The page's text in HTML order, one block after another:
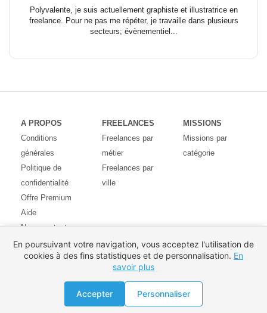
Polyvalente, je suis actuellement graphiste et illustratrice en
freelance. Pour ne pas me répéter, je travaille dans plusieurs
secteurs; évènementiel...
Proposer une mission
A PROPOS
Conditions
générales
Politique de
confidentialité
Offre Premium
Aide
Nous contacter
Avis des
utilisateurs
FREELANCES
Freelances par
métier
Freelances par
ville
MISSIONS
Missions par
catégorie
En poursuivant votre navigation, vous acceptez l'utilisation de
cookies à des fins statistiques et de personnalisation. En
savoir plus
Accepter Personnaliser